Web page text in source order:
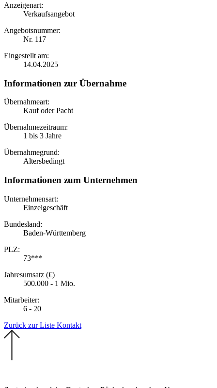
Anzeigenart:
Verkaufsangebot
Angebotsnummer:
Nr. 117
Eingestellt am:
14.04.2025
Informationen zur Übernahme
Übernahmeart:
Kauf oder Pacht
Übernahmezeitraum:
1 bis 3 Jahre
Übernahmegrund:
Altersbedingt
Informationen zum Unternehmen
Unternehmensart:
Einzelgeschäft
Bundesland:
Baden-Württemberg
PLZ:
73***
Jahresumsatz (€)
500.000 - 1 Mio.
Mitarbeiter:
6 - 20
Zurück zur Liste Kontakt